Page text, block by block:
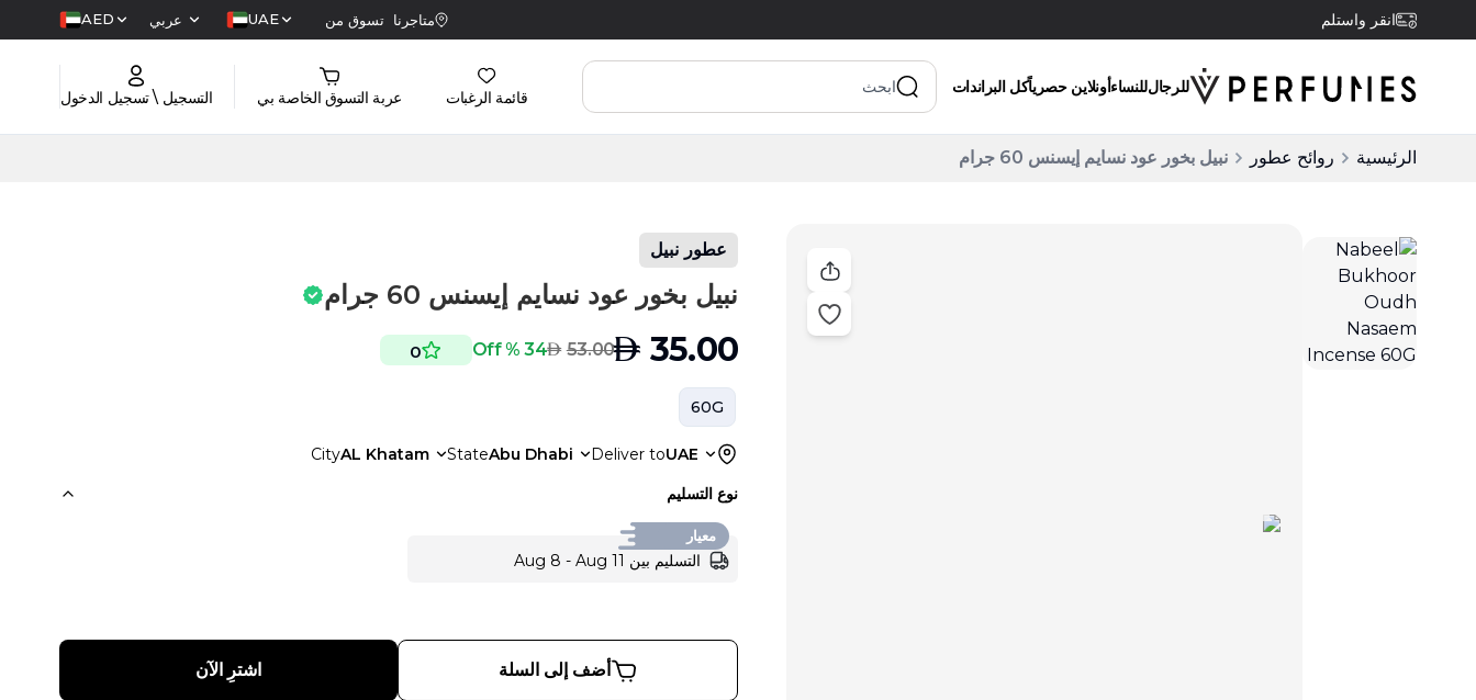
انقر واستلم متاجرنا تسوق من UAE عربي AED
للرجالللنساءأونلاين حصرياًكل البراندات
قائمة الرغبات عربة التسوق الخاصة بي التسجيل \ تسجيل الدخول
الرئيسية روائح عطور نبيل بخور عود نسايم إيسنس 60 جرام
عطور نبيل
نبيل بخور عود نسايم إيسنس 60 جرام
AED 35.00
AED 53.00
34 % Off
0
60G
Deliver toUAE
StateAbu Dhabi
CityAL Khatam
نوع التسليم
معيار
التسليم بين Aug 8 - Aug 11
أضف إلى السلة اشترِ الآن